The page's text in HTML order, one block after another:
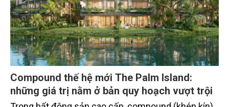
Compound thế hệ mới The Palm Island:
những giá trị nằm ở bản quy hoạch vượt trội